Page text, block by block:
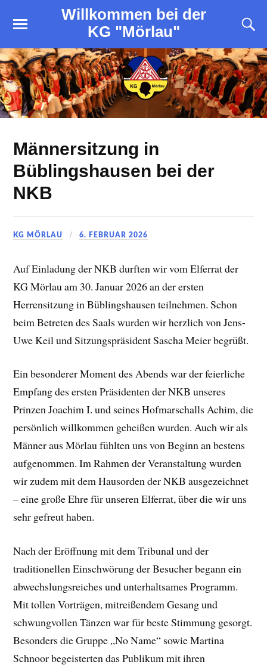
Willkommen bei der
KG "Mörlau"
Männersitzung in
Büblingshausen bei der
NKB
KG MÖRLAU 6. FEBRUAR 2026
Auf Einladung der NKB durften wir vom Elferrat der
KG Mörlau am 30. Januar 2026 an der ersten
Herrensitzung in Büblingshausen teilnehmen. Schon
beim Betreten des Saals wurden wir herzlich von Jens-
Uwe Keil und Sitzungspräsident Sascha Meier begrüßt.
Ein besonderer Moment des Abends war der feierliche
Empfang des ersten Präsidenten der NKB unseres
Prinzen Joachim I. und seines Hofmarschalls Achim, die
persönlich willkommen geheißen wurden. Auch wir als
Männer aus Mörlau fühlten uns von Beginn an bestens
aufgenommen. Im Rahmen der Veranstaltung wurden
wir zudem mit dem Hausorden der NKB ausgezeichnet
– eine große Ehre für unseren Elferrat, über die wir uns
sehr gefreut haben.
Nach der Eröffnung mit dem Tribunal und der
traditionellen Einschwörung der Besucher begann ein
abwechslungsreiches und unterhaltsames Programm.
Mit tollen Vorträgen, mitreißendem Gesang und
schwungvollen Tänzen war für beste Stimmung gesorgt.
Besonders die Gruppe „No Name“ sowie Martina
Schnoor begeisterten das Publikum mit ihren